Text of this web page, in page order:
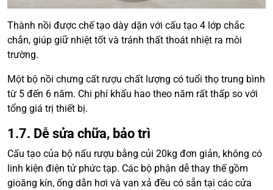
Thành nồi được chế tạo dày dặn với cấu tạo 4 lớp chắc
chắn, giúp giữ nhiệt tốt và tránh thất thoát nhiệt ra môi
trường.
Một bộ nồi chưng cất rượu chất lượng có tuổi thọ trung bình
từ 5 đến 6 năm. Chi phí khấu hao theo năm rất thấp so với
tổng giá trị thiết bị.
1.7. Dễ sửa chữa, bảo trì
Cấu tạo của bộ nấu rượu bằng củi 20kg đơn giản, không có
linh kiện điện tử phức tạp. Các bộ phận dễ thay thế gồm
gioăng kín, ống dẫn hơi và van xả đều có sẵn tại các cửa